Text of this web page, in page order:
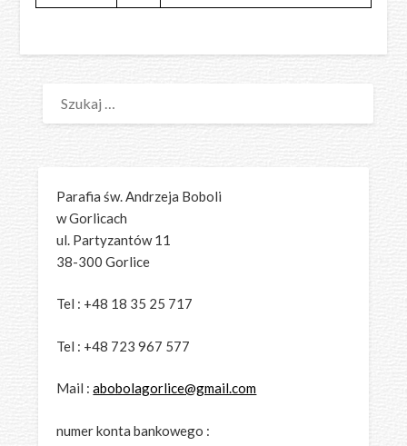
Parafia św. Andrzeja Boboli
w Gorlicach
ul. Partyzantów 11
38-300 Gorlice
Tel : +48 18 35 25 717
Tel : +48 723 967 577
Mail :abobolagorlice@gmail.com
numer konta bankowego :